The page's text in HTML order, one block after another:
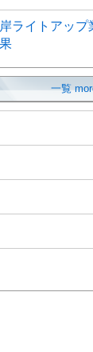
ライトアップ
一覧